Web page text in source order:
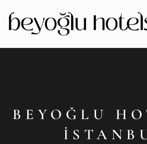
BEYOĞLU